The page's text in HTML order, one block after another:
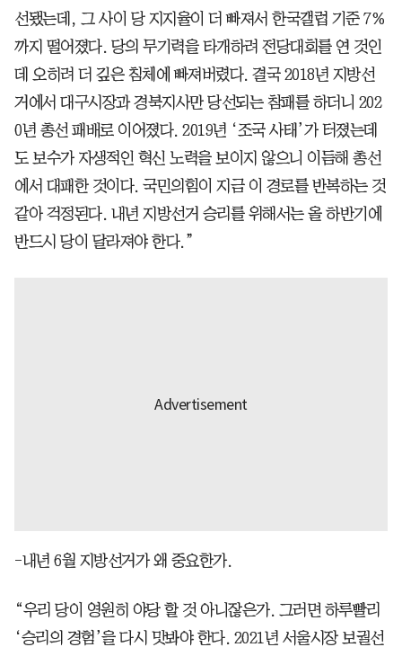
선됐는데, 그 사이 당 지지율이 더 빠져서 한국갤럽 기준 7%
까지 떨어졌다. 당의 무기력을 타개하려 전당대회를 연 것인
데 오히려 더 깊은 침체에 빠져버렸다. 결국 2018년 지방선
거에서 대구시장과 경북지사만 당선되는 참패를 하더니 202
0년 총선 패배로 이어졌다. 2019년 ‘조국 사태’가 터졌는데
도 보수가 자생적인 혁신 노력을 보이지 않으니 이듬해 총선
에서 대패한 것이다. 국민의힘이 지금 이 경로를 반복하는 것
같아 걱정된다. 내년 지방선거 승리를 위해서는 올 하반기에
반드시 당이 달라져야 한다.”
-내년 6월 지방선거가 왜 중요한가.
“우리 당이 영원히 야당 할 것 아니잖은가. 그러면 하루빨리
‘승리의 경험’을 다시 맛봐야 한다. 2021년 서울시장 보궐선